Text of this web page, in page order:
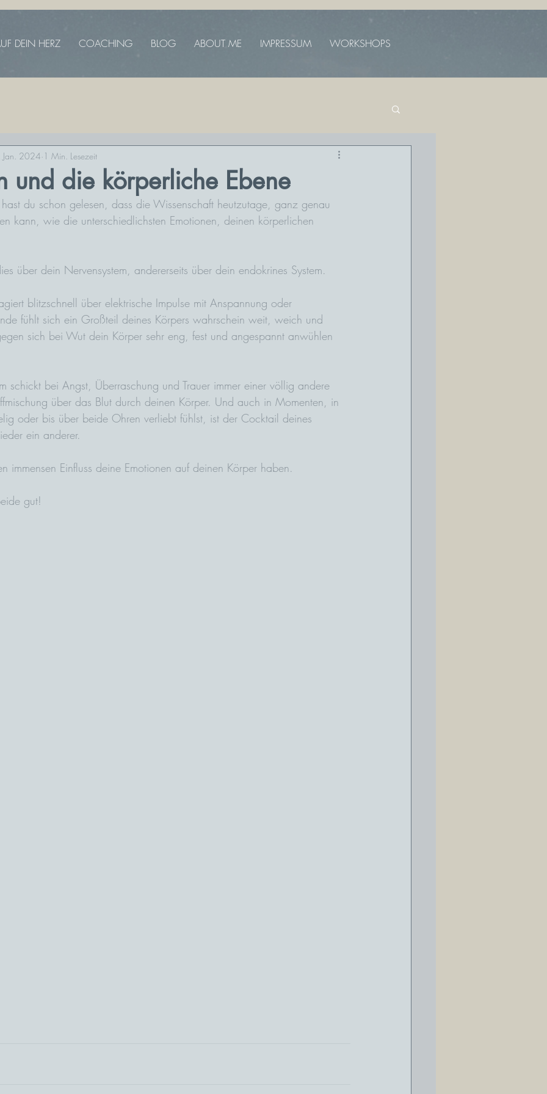
DEIN HERZ COACHING BLOG ABOUT ME IMPRESSUM WORKSHOPS
und die körperliche Ebene
Jan. 2024 1 Min. Lesezeit
du schon gelesen, dass die Wissenschaft heutzutage, ganz genau
kann, wie die unterschiedlichsten Emotionen, deinen körperlichen
über dein Nervensystem, andererseits über dein endokrines System.
blitzschnell über elektrische Impulse mit Anspannung oder
fühlt sich ein Großteil deines Körpers wahrschein weit, weich und
sich bei Wut dein Körper sehr eng, fest und angespannt anwühlen
schickt bei Angst, Überraschung und Trauer immer einer völlig andere
über das Blut durch deinen Körper. Und auch in Momenten, in
oder bis über beide Ohren verliebt fühlst, ist der Cocktail deines
ein anderer.
immensen Einfluss deine Emotionen auf deinen Körper haben.
gut!